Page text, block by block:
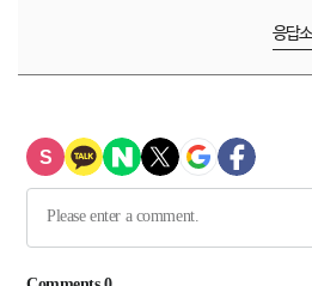
응답